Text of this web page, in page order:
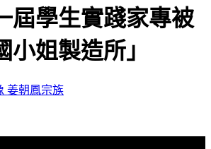
屆學生實踐家專被
小姐製造所」
姜朝鳳宗族